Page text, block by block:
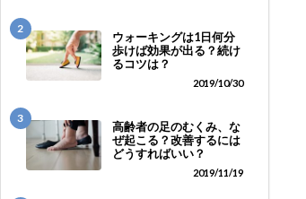
2
ウォーキングは1日何分
歩けば効果が出る？続け
るコツは？
2019/10/30
3
高齢者の足のむくみ、な
ぜ起こる？改善するには
どうすればいい？
2019/11/19